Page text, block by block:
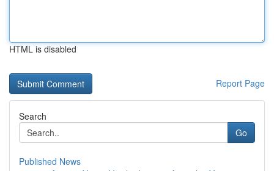
HTML is disabled
Report Page
Search
Go
Published News